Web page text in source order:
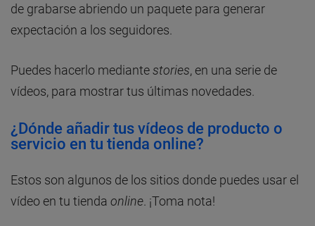
de grabarse abriendo un paquete para generar
expectación a los seguidores.
Puedes hacerlo mediantestories, en una serie de
vídeos, para mostrar tus últimas novedades.
¿Dónde añadir tus vídeos de producto o
servicio en tu tienda online?
Estos son algunos de los sitios donde puedes usar el
vídeo en tu tienda online . ¡Toma nota!